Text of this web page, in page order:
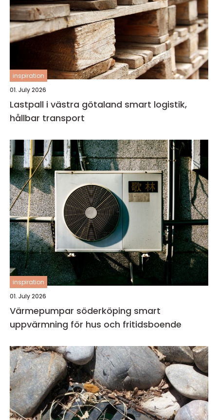
inspiration
01. July 2026
Lastpall i västra götaland smart logistik,
hållbar transport
inspiration
01. July 2026
Värmepumpar söderköping smart
uppvärmning för hus och fritidsboende